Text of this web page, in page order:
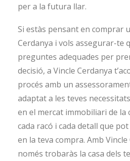
per a la futura llar.
Si estàs pensant en comprar
Cerdanya i vols assegurar-te
preguntes adequades per
decisió, a Vincle Cerdanya
procés amb un
adaptat a les teves necessitats
en el mercat immobiliari de la
cada racó i cada detall que
en la teva compra. Amb
només trobaràs la casa dels